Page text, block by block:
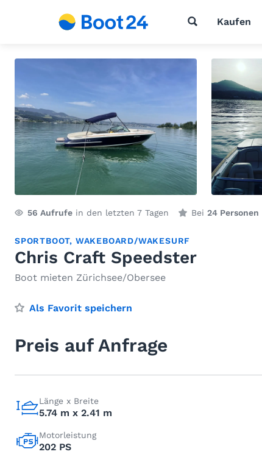
Kaufen
56 Aufrufe in den letzten 7 Tagen Bei 24 Personen
SPORTBOOT, WAKEBOARD/WAKESURF
Chris Craft Speedster
Boot mieten Zürichsee/Obersee
Als Favorit speichern
Preis auf Anfrage
Länge x Breite
5.74 m x 2.41 m
Motorleistung
202 PS